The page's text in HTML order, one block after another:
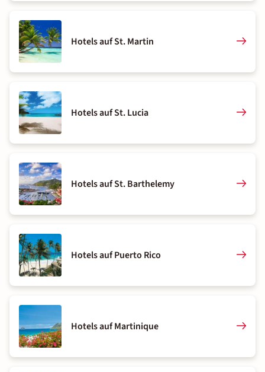
Hotels auf St. Martin
Hotels auf St. Lucia
Hotels auf St. Barthelemy
Hotels auf Puerto Rico
Hotels auf Martinique